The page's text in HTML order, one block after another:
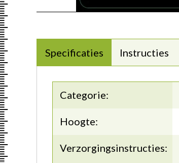
Specificaties Instructies
Categorie:
Hoogte:
Verzorgingsinstructies: